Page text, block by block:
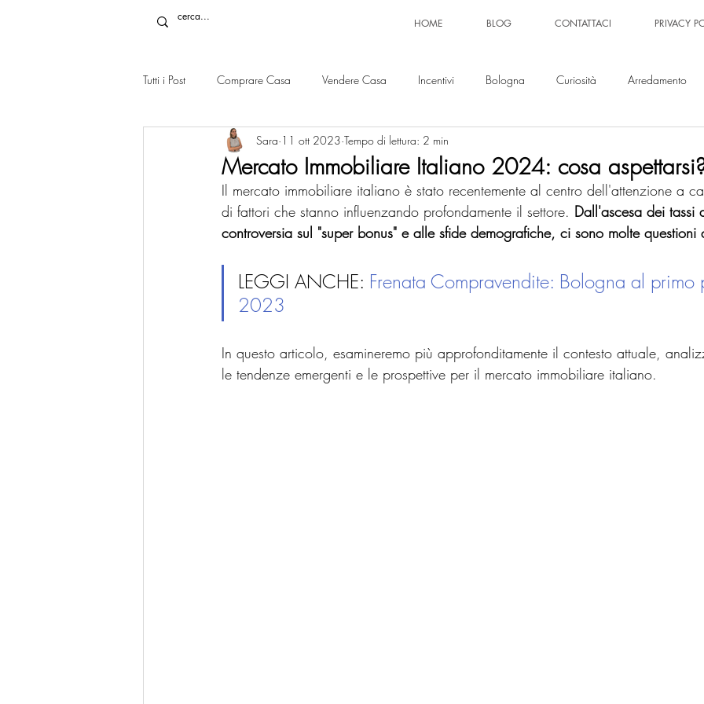
HOME BLOG CONTATTACI PRIVACY
Tutti i Post
Comprare Casa Vendere Casa Incentivi Bologna Curiosità Arredamento
Mercato Immobiliare Italiano 2024: cosa
Sara 11 ott 2023 Tempo di lettura: 2 min
Il mercato immobiliare italiano è stato recentemente al centro dell'attenzione a
di fattori che stanno influenzando profondamente il settore. Dall'ascesa dei tassi
controversia sul "super bonus" e alle sfide demografiche, ci sono molte questioni
LEGGI ANCHE: Frenata Compravendite: Bologna al primo
2023
In questo articolo, esamineremo più approfonditamente il contesto attuale,
le tendenze emergenti e le prospettive per il mercato immobiliare italiano.